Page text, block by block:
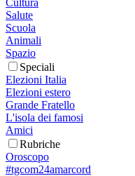
Salute
Scuola
Animali
Spazio
Speciali
Elezioni Italia
Elezioni estero
Grande Fratello
L'isola dei famosi
Amici
Rubriche
Oroscopo
#tgcom24amarcord